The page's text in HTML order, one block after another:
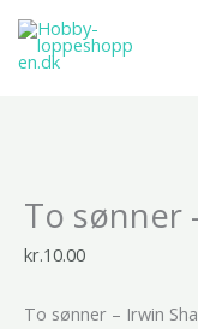
indholdet
To sønner
kr.10.00
To sønner – Irwin
sønner
Irwin
antal